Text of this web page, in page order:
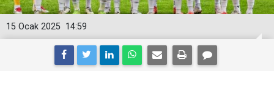
14:59
15 Ocak 2025